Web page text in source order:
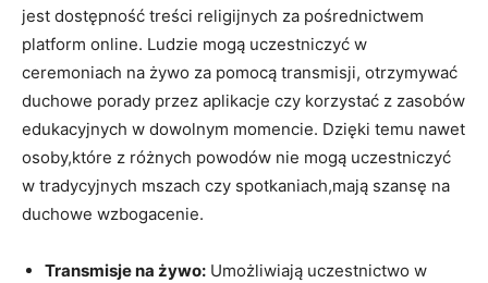
jest dostępność treści religijnych za pośrednictwem
platform online. Ludzie mogą uczestniczyć w
ceremoniach na żywo za pomocą transmisji, otrzymywać
duchowe porady przez aplikacje czy korzystać z zasobów
edukacyjnych w dowolnym momencie. Dzięki temu nawet
osoby,które z różnych powodów nie mogą uczestniczyć
w tradycyjnych mszach czy spotkaniach,mają szansę na
duchowe wzbogacenie.
Transmisje na żywo: Umożliwiają uczestnictwo w